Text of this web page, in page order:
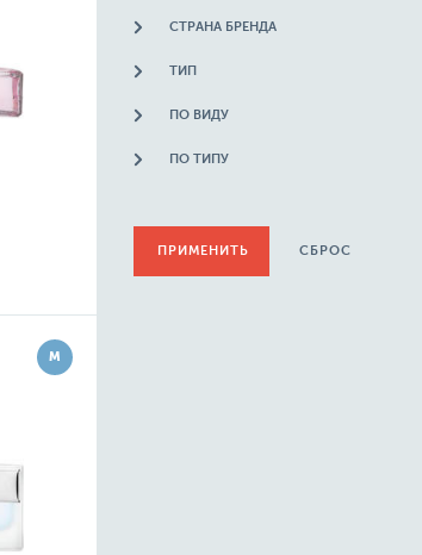
М
СТРАНА БРЕНДА
ТИП
ПО ВИДУ
ПО ТИПУ
СБРОС